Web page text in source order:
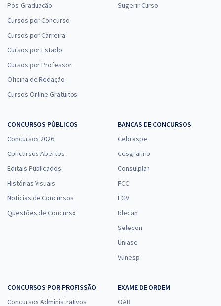
Pós-Graduação
Cursos por Concurso
Cursos por Carreira
Cursos por Estado
Cursos por Professor
Oficina de Redação
Cursos Online Gratuitos
Sugerir Curso
CONCURSOS PÚBLICOS
Concursos 2026
Concursos Abertos
Editais Publicados
Histórias Visuais
Notícias de Concursos
Questões de Concurso
BANCAS DE CONCURSOS
Cebraspe
Cesgranrio
Consulplan
FCC
FGV
Idecan
Selecon
Uniase
Vunesp
CONCURSOS POR PROFISSÃO
Concursos Administrativos
EXAME DE ORDEM
OAB